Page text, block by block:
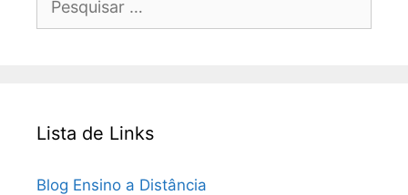
por:
Lista de Links
Blog Ensino a Distância